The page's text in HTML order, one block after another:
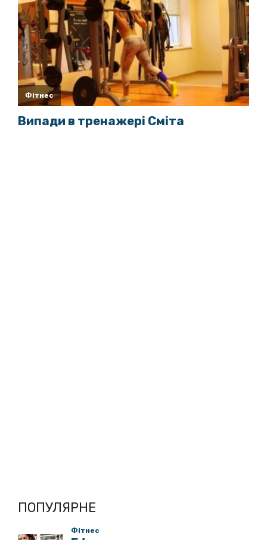
ПОПУЛЯРНЕ